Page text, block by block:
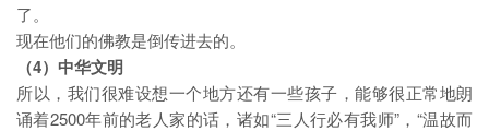
了。
现在他们的佛教是倒传进去的。
（4）中华文明
所以，我们很难设想一个地方还有一些孩子，能够很正常地朗
诵着2500年前的老人家的话，诸如“三人行必有我师”，“温故而